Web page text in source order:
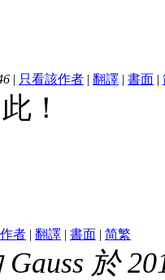
| 只看該作者 | 翻譯 | 書面 |
！
者 | 翻譯 | 書面 | 简繁
於